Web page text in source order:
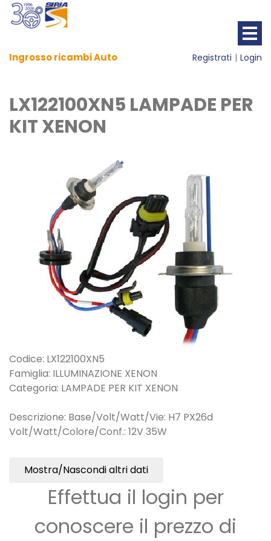
Ingrosso ricambi Auto Registrati Login
LX122100XN5 LAMPADE PER
KIT XENON
Codice: LX122100XN5
Famiglia: ILLUMINAZIONE XENON
Categoria: LAMPADE PER KIT XENON
Descrizione: Base/Volt/Watt/Vie: H7 PX26d
Volt/Watt/Colore/Conf.: 12V 35W
Mostra/Nascondi altri dati
Effettua il login per
conoscere il prezzo di